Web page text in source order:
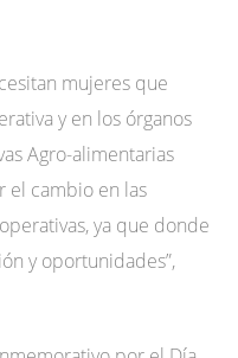
mujeres que
y en los órganos
Agro-alimentarias
el cambio en las
ya que donde
y oportunidades”,